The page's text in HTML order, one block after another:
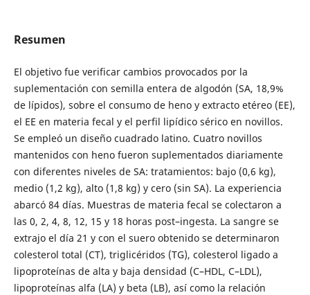
Resumen
El objetivo fue verificar cambios provocados por la
suplementación con semilla entera de algodón (SA, 18,9%
de lípidos), sobre el consumo de heno y extracto etéreo (EE),
el EE en materia fecal y el perfil lipídico sérico en novillos.
Se empleó un diseño cuadrado latino. Cuatro novillos
mantenidos con heno fueron suplementados diariamente
con diferentes niveles de SA: tratamientos: bajo (0,6 kg),
medio (1,2 kg), alto (1,8 kg) y cero (sin SA). La experiencia
abarcó 84 días. Muestras de materia fecal se colectaron a
las 0, 2, 4, 8, 12, 15 y 18 horas post–ingesta. La sangre se
extrajo el día 21 y con el suero obtenido se determinaron
colesterol total (CT), triglicéridos (TG), colesterol ligado a
lipoproteínas de alta y baja densidad (C–HDL, C–LDL),
lipoproteínas alfa (LA) y beta (LB), así como la relación